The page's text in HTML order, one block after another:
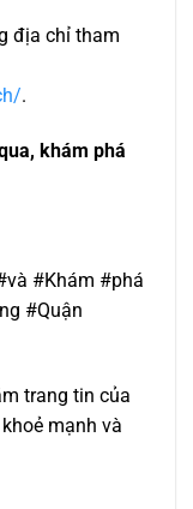
địa chỉ tham
.
khám phá
#Khám #phá
#Quận
trang tin của
mạnh và